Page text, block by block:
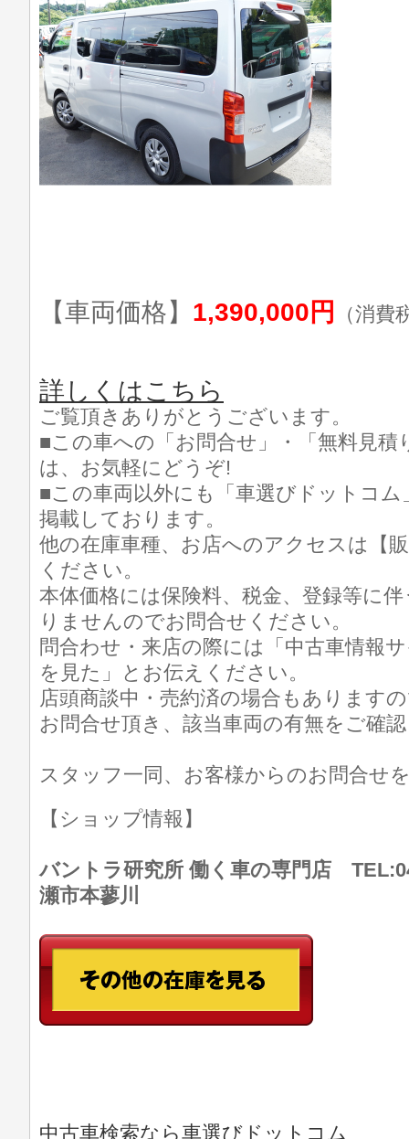
【車両価格】 1,390,000円 （消費
詳しくはこちら
ご覧頂きありがとうございます。
■この車への「お問合せ」・「無料見積
は、お気軽にどうぞ!
■この車両以外にも「車選びドットコ
掲載しております。
他の在庫車種、お店へのアクセスは【
ください。
本体価格には保険料、税金、登録等に
りませんのでお問合せください。
問合わせ・来店の際には「中古車情報
を見た」とお伝えください。
店頭商談中・売約済の場合もあります
お問合せ頂き、該当車両の有無をご確
スタッフ一同、お客様からのお問合せ
【ショップ情報】
バントラ研究所 働く車の専門店
瀬市本蓼川
中古車検索なら車選びドットコム